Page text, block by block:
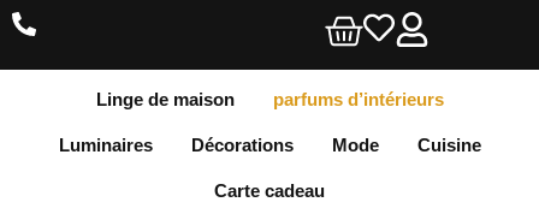
Linge de maison parfums d’intérieurs
Luminaires Décorations Mode Cuisine
Carte cadeau